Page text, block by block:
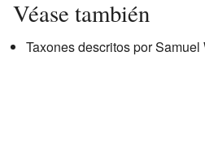
Véase también
Taxones descritos por